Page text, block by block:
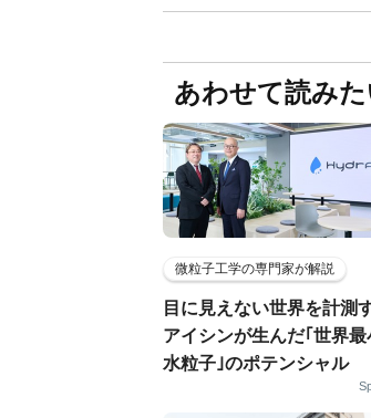
あわせて読み
微粒子工学の専門家が解説
目に見えない世界を計測
アイシンが生んだ｢世界最
水粒子｣のポテンシャル